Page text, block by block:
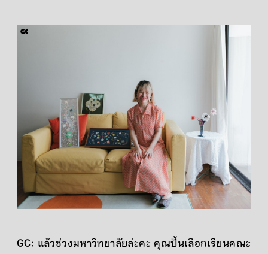
GC: แล้วช่วงมหาวิทยาลัยล่ะคะ คุณปั้นเลือกเรียนคณะ